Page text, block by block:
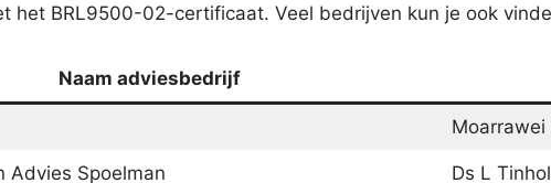
het BRL9500-02-certificaat. Veel bedrijven kun je ook
Naam adviesbedrijf
Moarrawei
Advies Spoelman Ds L